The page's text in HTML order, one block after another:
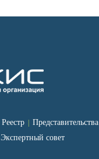
Реестр Представительства
Экспертный совет